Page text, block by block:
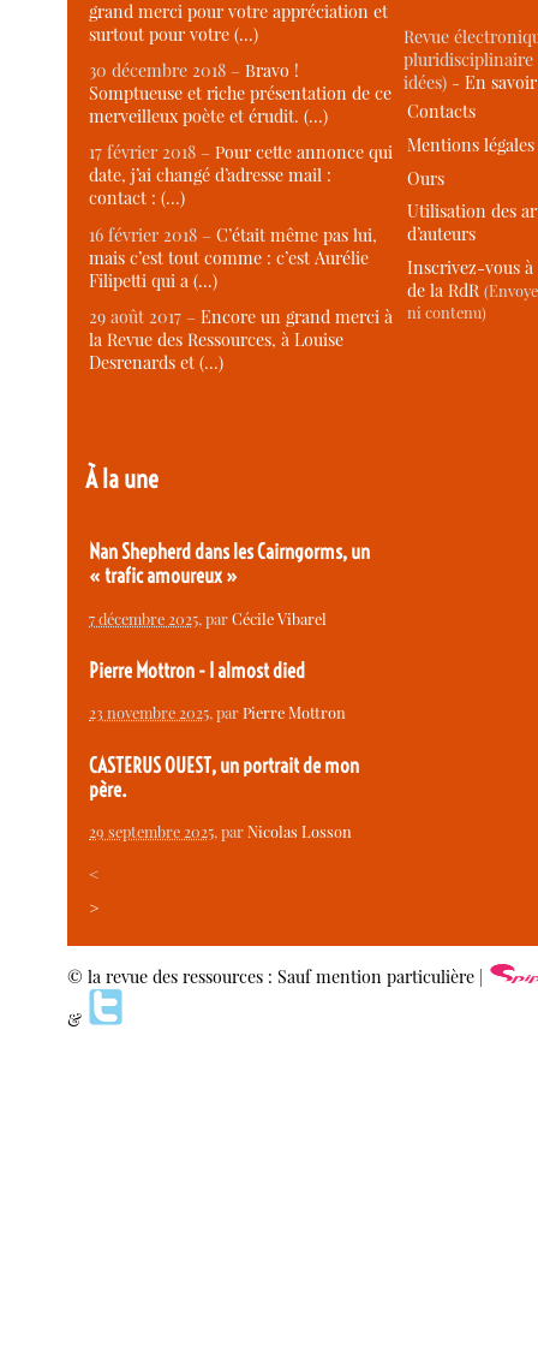
grand merci pour votre appréciation et
surtout pour votre (…)
30 décembre 2018 –Bravo !
Somptueuse et riche présentation de ce
merveilleux poète et érudit. (…)
17 février 2018 –Pour cette annonce qui
date, j’ai changé d’adresse mail :
contact : (…)
16 février 2018 –C’était même pas lui,
mais c’est tout comme : c’est Aurélie
Filipetti qui a (…)
29 août 2017 –Encore un grand merci à
la Revue des Ressources, à Louise
Desrenards et (…)
À la une
Nan Shepherd dans les Cairngorms, un
« trafic amoureux »
7 décembre 2025, parCécile Vibarel
Pierre Mottron - I almost died
23 novembre 2025, parPierre Mottron
CASTERUS OUEST, un portrait de mon
père.
29 septembre 2025, parNicolas Losson
<
>
Revue
idées) -En
Contacts
Mentions légales
Ours
Utilisation des
d’auteurs
Inscrivez-vous
de la RdR
ni contenu)
© la revue des ressources : Sauf mention particulière |
&